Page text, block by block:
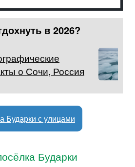
в 2026?
о Сочи, Россия
Бударки с улицами
Бударки